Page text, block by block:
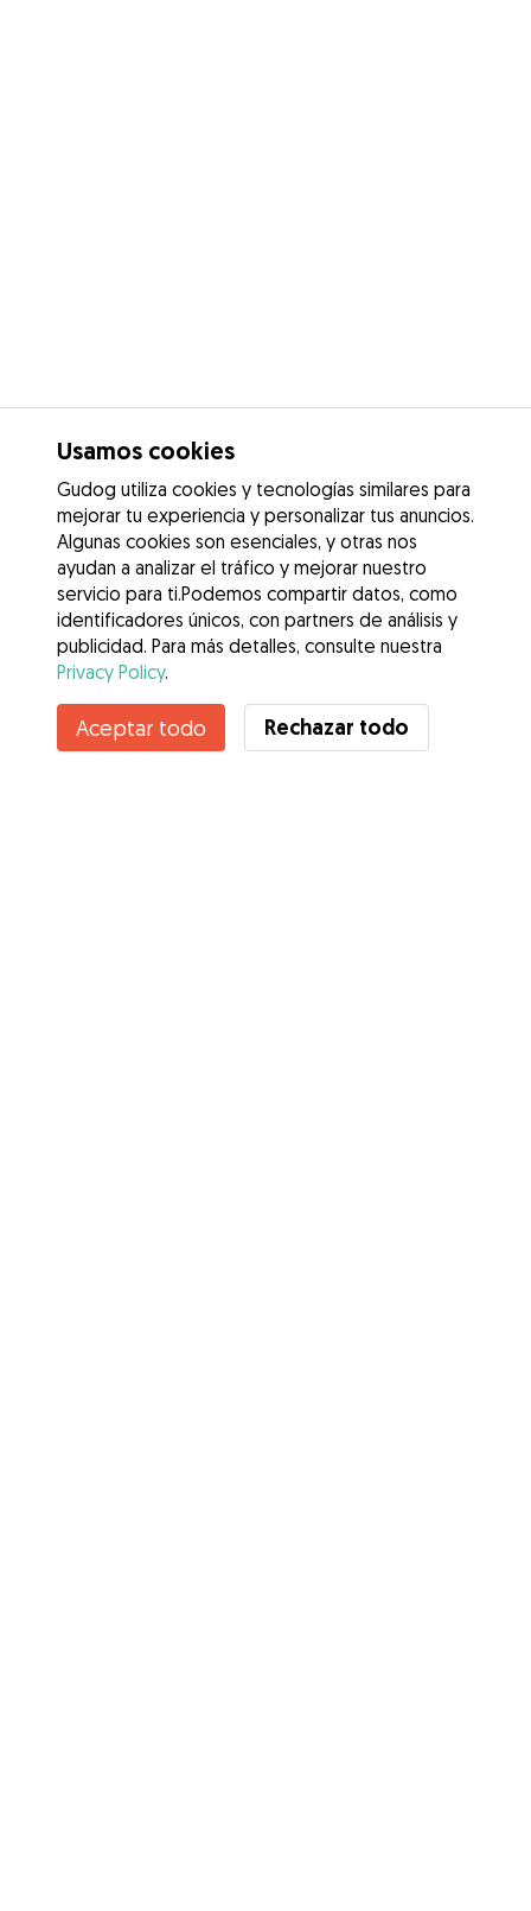
Usamos cookies
Gudog utiliza cookies y tecnologías similares para
mejorar tu experiencia y personalizar tus anuncios.
Algunas cookies son esenciales, y otras nos
ayudan a analizar el tráfico y mejorar nuestro
servicio para ti.Podemos compartir datos, como
identificadores únicos, con partners de análisis y
publicidad. Para más detalles, consulte nuestra
Privacy Policy.
Aceptar todo Rechazar todo